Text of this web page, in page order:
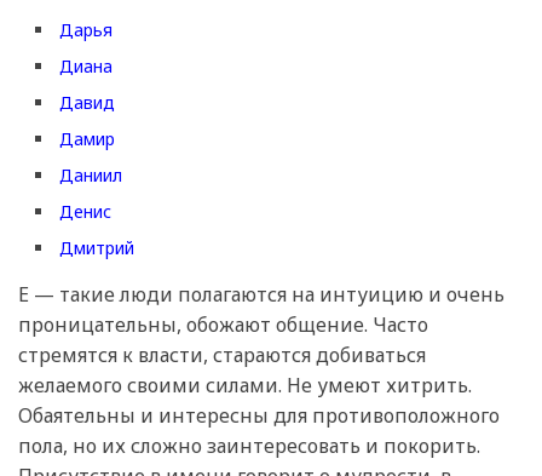
Дарья
Диана
Давид
Дамир
Даниил
Денис
Дмитрий
Е — такие люди полагаются на интуицию и очень
проницательны, обожают общение. Часто
стремятся к власти, стараются добиваться
желаемого своими силами. Не умеют хитрить.
Обаятельны и интересны для противоположного
пола, но их сложно заинтересовать и покорить.